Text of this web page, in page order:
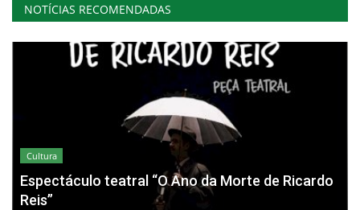
NOTÍCIAS RECOMENDADAS
Cultura
Espectáculo teatral “O Ano da Morte de Ricardo
Reis”